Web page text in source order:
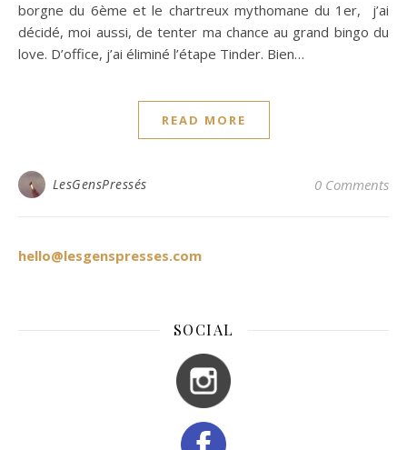
borgne du 6ème et le chartreux mythomane du 1er, j’ai
décidé, moi aussi, de tenter ma chance au grand bingo du
love. D’office, j’ai éliminé l’étape Tinder. Bien…
READ MORE
LesGensPressés 0 Comments
hello@lesgenspresses.com
SOCIAL